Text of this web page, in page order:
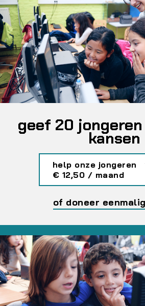
geef 20
kansen
help onze jongeren
€ 12,50 / maand
of doneer